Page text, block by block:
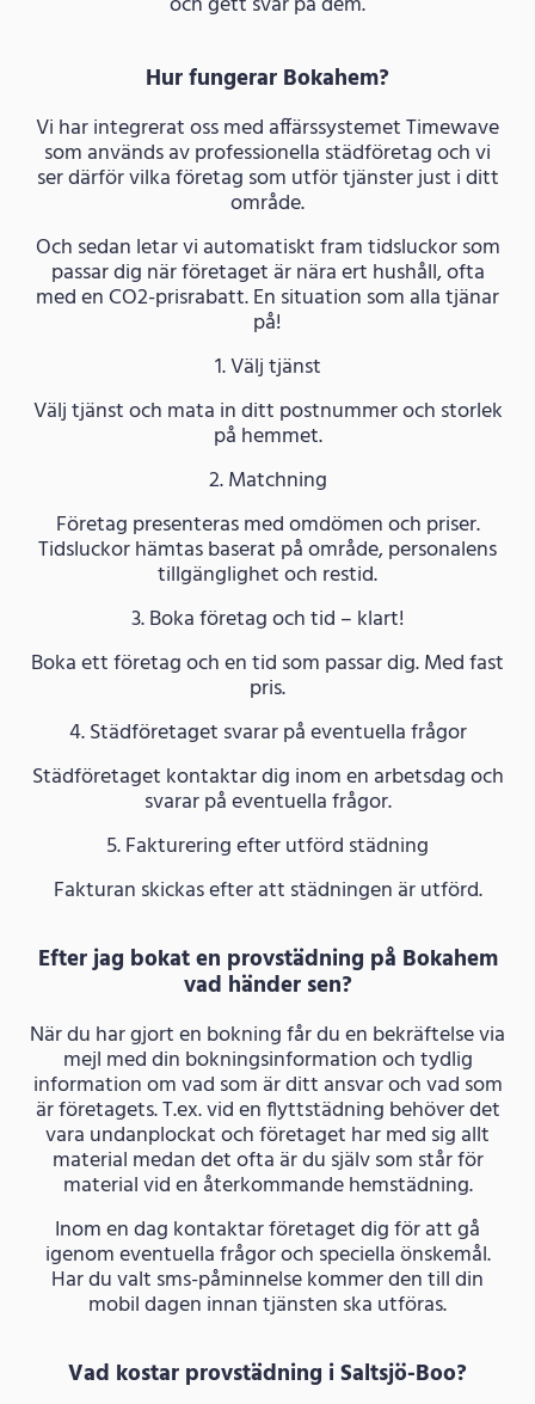
Hur fungerar Bokahem?
Vi har integrerat oss med affärssystemet Timewave
som används av professionella städföretag och vi
ser därför vilka företag som utför tjänster just i ditt
område.
Och sedan letar vi automatiskt fram tidsluckor som
passar dig när företaget är nära ert hushåll, ofta
med en CO2-prisrabatt. En situation som alla tjänar
på!
1. Välj tjänst
Välj tjänst och mata in ditt postnummer och storlek
på hemmet.
2. Matchning
Företag presenteras med omdömen och priser.
Tidsluckor hämtas baserat på område, personalens
tillgänglighet och restid.
3. Boka företag och tid – klart!
Boka ett företag och en tid som passar dig. Med fast
pris.
4. Städföretaget svarar på eventuella frågor
Städföretaget kontaktar dig inom en arbetsdag och
svarar på eventuella frågor.
5. Fakturering efter utförd städning
Fakturan skickas efter att städningen är utförd.
Efter jag bokat en provstädning på Bokahem
vad händer sen?
När du har gjort en bokning får du en bekräftelse via
mejl med din bokningsinformation och tydlig
information om vad som är ditt ansvar och vad som
är företagets. T.ex. vid en flyttstädning behöver det
vara undanplockat och företaget har med sig allt
material medan det ofta är du själv som står för
material vid en återkommande hemstädning.
Inom en dag kontaktar företaget dig för att gå
igenom eventuella frågor och speciella önskemål.
Har du valt sms-påminnelse kommer den till din
mobil dagen innan tjänsten ska utföras.
Vad kostar provstädning i Saltsjö-Boo?